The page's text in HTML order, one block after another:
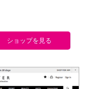
ショップを見る